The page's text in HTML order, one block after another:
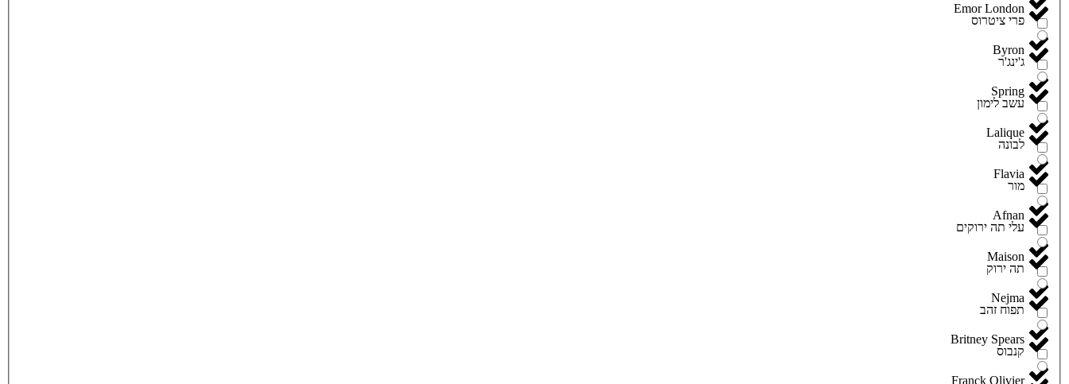
Emor London
Byron
Spring
Lalique
Flavia
Afnan
Maison
Nejma
Britney Spears
Franck Olivier
פרי ציטרוס
ג'ינג'ר
עשב לימון
לבונה
מור
עלי תה ירוקים
תה ירוק
תפוח זהב
קנבוס